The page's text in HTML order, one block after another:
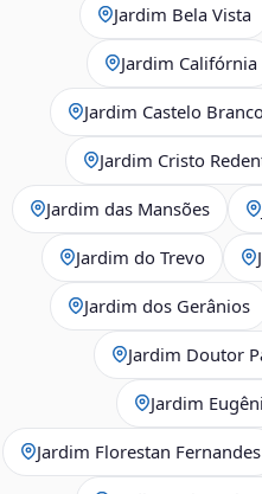
Jardim Bela Vista
Jardim Califórnia
Jardim Castelo Branco
Jardim Cristo
Jardim das Mansões
Jardim do Trevo
Jardim dos Gerânios
Jardim Doutor
Jardim
Jardim Florestan Fernandes